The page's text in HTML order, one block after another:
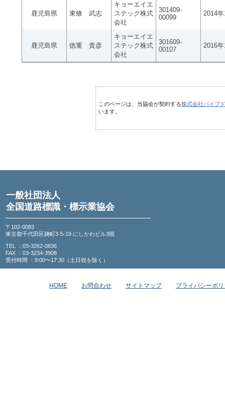
鹿児島県 東條 武志
キョーエイエ
ステック株式
会社
301409-
00099
2014
鹿児島県 徳重 貴彦
キョーエイエ
ステック株式
会社
301609-
00107
2016
このページは、当協会が契約する株式会社パイプ
います。
一般社団法人
全国道路標識・標示業協会
〒102-0083
東京都千代田区麹町3-5-19 にしかわビル3階
TEL ：03-3262-0836
FAX ：03-3234-3908
受付時間 ：9:00〜17:30（土日祝を除く）
HOME お問合わせ サイトマップ プライバシーポ